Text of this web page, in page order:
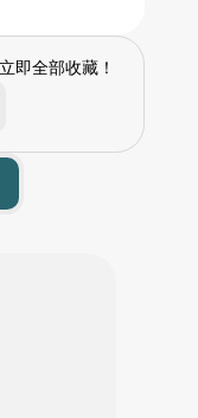
即全部收藏！